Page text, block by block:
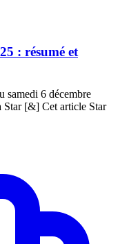
: résumé et
samedi 6 décembre
Star [&] Cet article Star